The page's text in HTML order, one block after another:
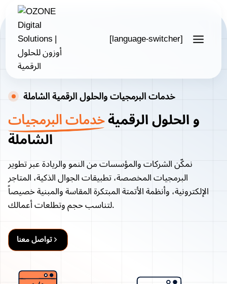
content [language-switcher]
خدمات البرمجيات والحلول الرقمية الشاملة
خدمات البرمجياتو الحلول الرقمية
الشاملة
نمكّن الشركات والمؤسسات من النمو والريادة عبر تطوير
البرمجيات المخصصة، تطبيقات الجوال الذكية، المتاجر
الإلكترونية، وأنظمة الأتمتة المبتكرة المقاسة والمبنية خصيصاً
لتناسب حجم وتطلعات أعمالك.
تواصل معنا